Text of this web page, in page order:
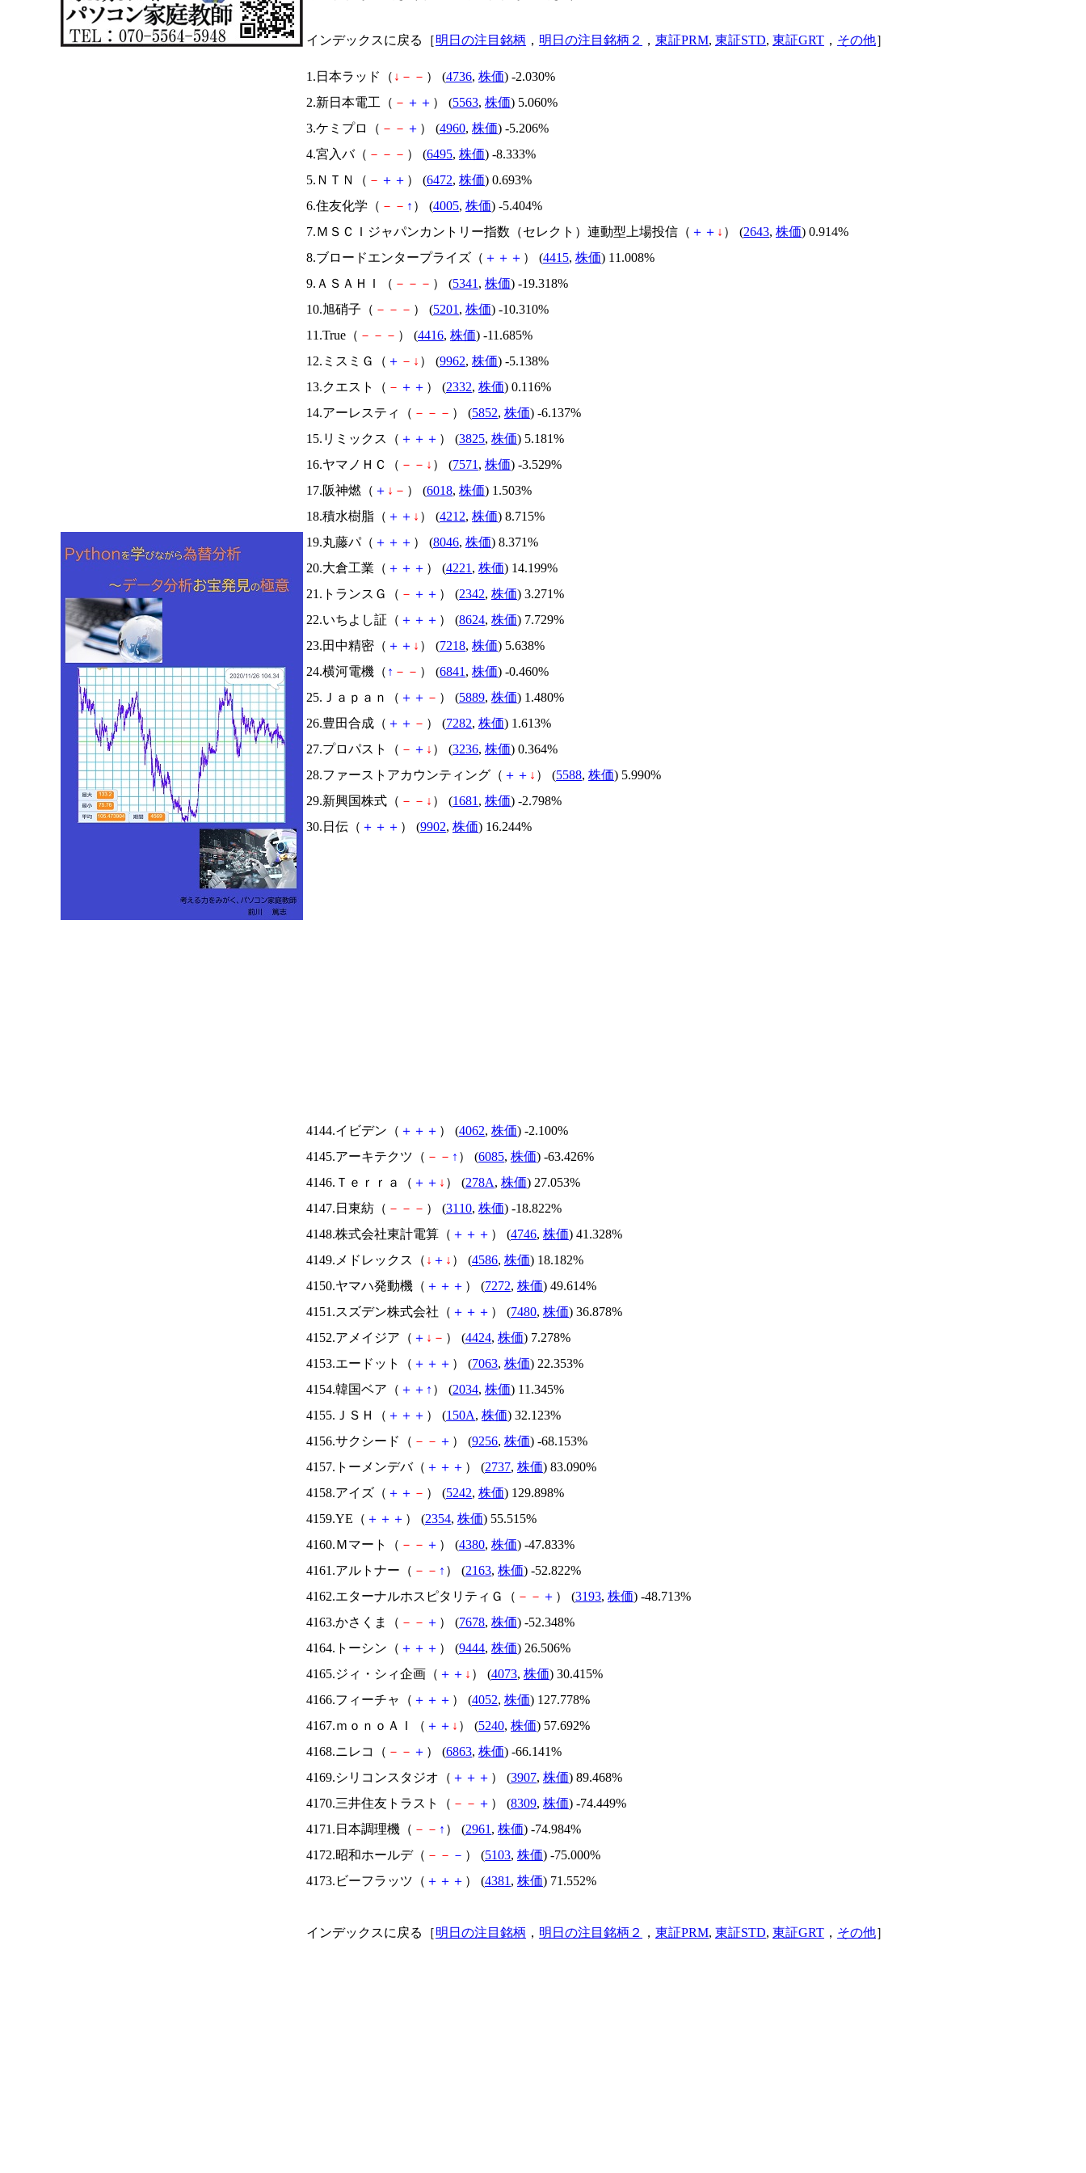
インデックスに戻る［明日の注目銘柄 ， 明日の注目銘柄２ ， 東証PRM, 東証STD, 東証GRT ， その他］
1.日本ラッド（ ↓ － － ） (4736, 株価) -2.030%
2.新日本電工（ － ＋ ＋ ） (5563, 株価) 5.060%
3.ケミプロ（ － － ＋ ） (4960, 株価) -5.206%
4.宮入バ（ － － － ） (6495, 株価) -8.333%
5.ＮＴＮ（ － ＋ ＋ ） (6472, 株価) 0.693%
6.住友化学（ － － ↑ ） (4005, 株価) -5.404%
7.ＭＳＣＩジャパンカントリー指数（セレクト）連動型上場投信（ ＋ ＋ ↓ ） (2643, 株価) 0.914%
8.ブロードエンタープライズ（ ＋ ＋ ＋ ） (4415, 株価) 11.008%
9.ＡＳＡＨＩ（ － － － ） (5341 , 株価) -19.318%
10.旭硝子（ － － － ） (5201 , 株価) -10.310%
11.True（ － － － ） (4416, 株価) -11.685%
12.ミスミＧ（ ＋ － ↓ ） (9962, 株価) -5.138%
13.クエスト（ － ＋ ＋ ） (2332, 株価) 0.116%
14.アーレスティ（ － － － ） (5852, 株価) -6.137%
15.リミックス（ ＋ ＋ ＋ ） (3825, 株価) 5.181%
16.ヤマノＨＣ（ － － ↓ ） (7571 , 株価) -3.529%
17.阪神燃（ ＋ ↓ － ） (6018, 株価) 1.503%
18.積水樹脂（ ＋ ＋ ↓ ） (4212, 株価) 8.715%
19.丸藤パ（ ＋ ＋ ＋ ） (8046, 株価) 8.371%
20.大倉工業（ ＋ ＋ ＋ ） (4221 , 株価) 14.199%
21.トランスＧ（ － ＋ ＋ ） (2342, 株価) 3.271%
22.いちよし証（ ＋ ＋ ＋ ） (8624, 株価) 7.729%
23.田中精密（ ＋ ＋ ↓ ） (7218, 株価) 5.638%
24.横河電機（ ↑ － － ） (6841 , 株価) -0.460%
25.Ｊａｐａｎ（ ＋ ＋ － ） (5889, 株価) 1.480%
26.豊田合成（ ＋ ＋ － ） (7282, 株価) 1.613%
27.プロパスト（ － ＋ ↓ ） (3236, 株価) 0.364%
28.ファーストアカウンティング（ ＋ ＋ ↓ ） (5588, 株価) 5.990%
29.新興国株式（ － － ↓ ） (1681 , 株価) -2.798%
30.日伝（ ＋ ＋ ＋ ） (9902, 株価) 16.244%
4144.イビデン（ ＋ ＋ ＋ ） (4062, 株価) -2.100%
4145.アーキテクツ（ － － ↑ ） (6085, 株価) -63.426%
4146.Ｔｅｒｒａ（ ＋ ＋ ↓ ） (278A, 株価) 27.053%
4147.日東紡（ － － － ） (3110, 株価) -18.822%
4148.株式会社東計電算（ ＋ ＋ ＋ ） (4746, 株価) 41.328%
4149.メドレックス（ ↓ ＋ ↓ ） (4586, 株価) 18.182%
4150.ヤマハ発動機（ ＋ ＋ ＋ ） (7272, 株価) 49.614%
4151.スズデン株式会社（ ＋ ＋ ＋ ） (7480, 株価) 36.878%
4152.アメイジア（ ＋ ↓ － ） (4424, 株価) 7.278%
4153.エードット（ ＋ ＋ ＋ ） (7063, 株価) 22.353%
4154.韓国ベア（ ＋ ＋ ↑ ） (2034, 株価) 11.345%
4155.ＪＳＨ（ ＋ ＋ ＋ ） (150A, 株価) 32.123%
4156.サクシード（ － － ＋ ） (9256, 株価) -68.153%
4157.トーメンデバ（ ＋ ＋ ＋ ） (2737, 株価) 83.090%
4158.アイズ（ ＋ ＋ － ） (5242, 株価) 129.898%
4159.YE（ ＋ ＋ ＋ ） (2354, 株価) 55.515%
4160.Ｍマート（ － － ＋ ） (4380, 株価) -47.833%
4161.アルトナー（ － － ↑ ） (2163, 株価) -52.822%
4162.エターナルホスピタリティＧ（ － － ＋ ） (3193, 株価) -48.713%
4163.かさくま（ － － ＋ ） (7678, 株価) -52.348%
4164.トーシン（ ＋ ＋ ＋ ） (9444, 株価) 26.506%
4165.ジィ・シィ企画（ ＋ ＋ ↓ ） (4073, 株価) 30.415%
4166.フィーチャ（ ＋ ＋ ＋ ） (4052, 株価) 127.778%
4167.ｍｏｎｏＡＩ（ ＋ ＋ ↓ ） (5240, 株価) 57.692%
4168.ニレコ（ － － ＋ ） (6863, 株価) -66.141%
4169.シリコンスタジオ（ ＋ ＋ ＋ ） (3907, 株価) 89.468%
4170.三井住友トラスト（ － － ＋ ） (8309, 株価) -74.449%
4171.日本調理機（ － － ↑ ） (2961 , 株価) -74.984%
4172.昭和ホールデ（ － － － ） (5103, 株価) -75.000%
4173.ビーフラッツ（ ＋ ＋ ＋ ） (4381 , 株価) 71.552%
インデックスに戻る［明日の注目銘柄 ， 明日の注目銘柄２ ， 東証PRM, 東証STD, 東証GRT ， その他］